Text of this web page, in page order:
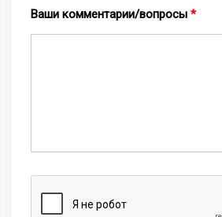
Ваши комментарии/вопросы